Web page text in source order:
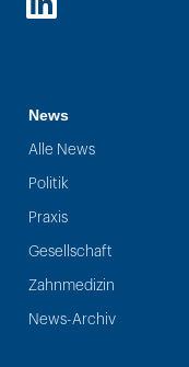
LinkedIn
News
Alle News
Politik
Praxis
Gesellschaft
Zahnmedizin
News-Archiv